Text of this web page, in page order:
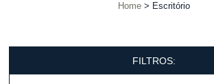
Home Escritório
FILTROS: